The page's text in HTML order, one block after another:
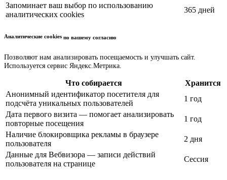
Запоминает ваш выбор по использованию
аналитических cookies
365 дней
Аналитические cookies по вашему согласию
Позволяют нам анализировать посещаемость и улучшать сайт.
Используется сервис Яндекс.Метрика.
Что собирается
Хранится
Анонимный идентификатор посетителя для
подсчёта уникальных пользователей
1 год
Дата первого визита — помогает анализировать
повторные посещения
1 год
Наличие блокировщика рекламы в браузере
пользователя
2 дня
Данные для Вебвизора — записи действий
пользователя на странице
Сессия